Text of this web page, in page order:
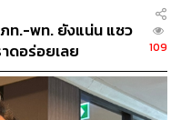
ท.-พท. ยังแน่น แซว
ดอร่อยเลย
109